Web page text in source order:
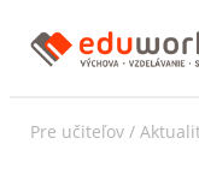
Pre učiteľov /